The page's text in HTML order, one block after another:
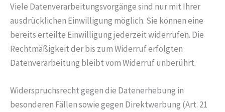
Viele Datenverarbeitungsvorgänge sind nur mit Ihrer
ausdrücklichen Einwilligung möglich. Sie können eine
bereits erteilte Einwilligung jederzeit widerrufen. Die
Rechtmäßigkeit der bis zum Widerruf erfolgten
Datenverarbeitung bleibt vom Widerruf unberührt.
Widerspruchsrecht gegen die Datenerhebung in
besonderen Fällen sowie gegen Direktwerbung (Art. 21